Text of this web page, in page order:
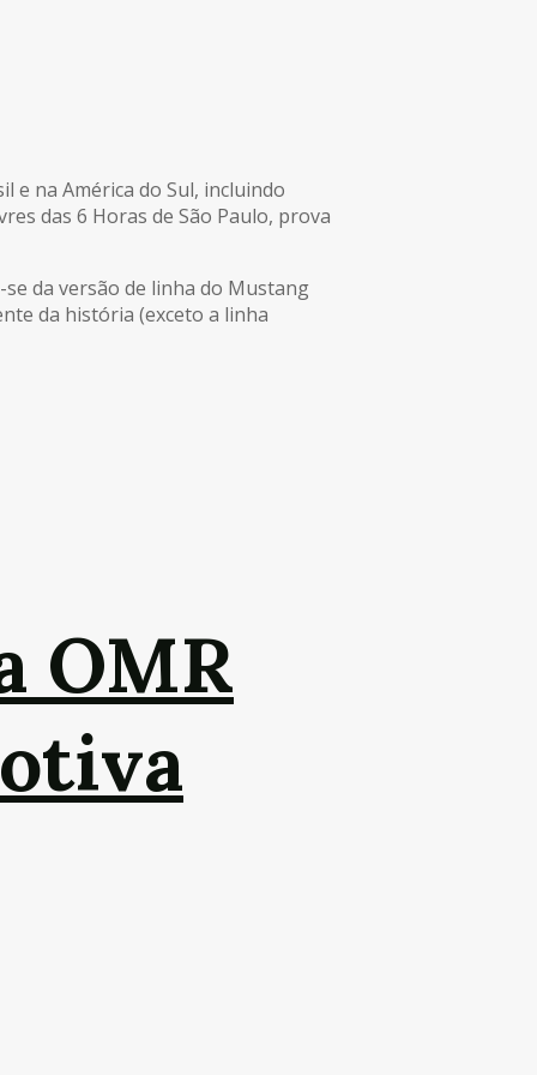
e na América do Sul, incluindo
das 6 Horas de São Paulo, prova
da versão de linha do Mustang
da história (exceto a linha
OMR